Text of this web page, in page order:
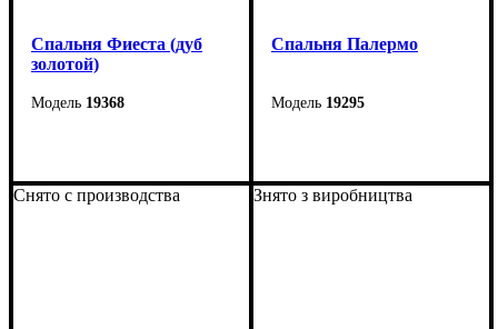
Спальня Фиеста (дуб
золотой)
19368
Спальня Палермо
19295
Снято с производства Знято з виробництва